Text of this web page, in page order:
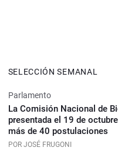
SELECCIÓN SEMANAL
Parlamento
La Comisión Nacional de
presentada el 19 de
más de 40 postulaciones
POR JOSÉ FRUGONI